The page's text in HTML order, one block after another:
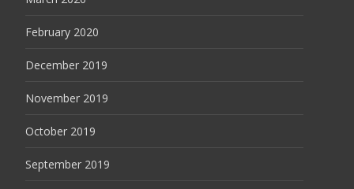
February 2020
December 2019
November 2019
October 2019
September 2019